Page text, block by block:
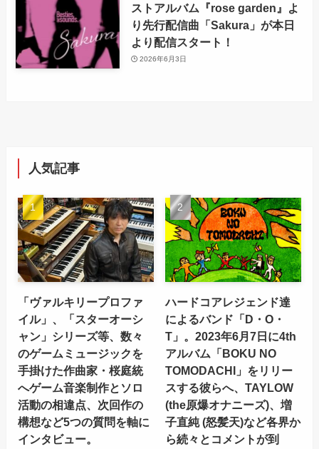
ストアルバム『rose garden』よ
り先行配信曲「Sakura」が本日
より配信スタート！
2026年6月3日
人気記事
「ヴァルキリープロファ
イル」、「スターオーシ
ャン」シリーズ等、数々
のゲームミュージックを
手掛けた作曲家・桜庭統
へゲーム音楽制作とソロ
活動の相違点、次回作の
構想など5つの質問を軸に
インタビュー。
ハードコアレジェンド達
によるバンド「D・O・
T」。2023年6月7日に4th
アルバム「BOKU NO
TOMODACHI」をリリー
スする彼らへ、TAYLOW
(the原爆オナニーズ)、増
子直純 (怒髪天)など各界か
ら続々とコメントが到